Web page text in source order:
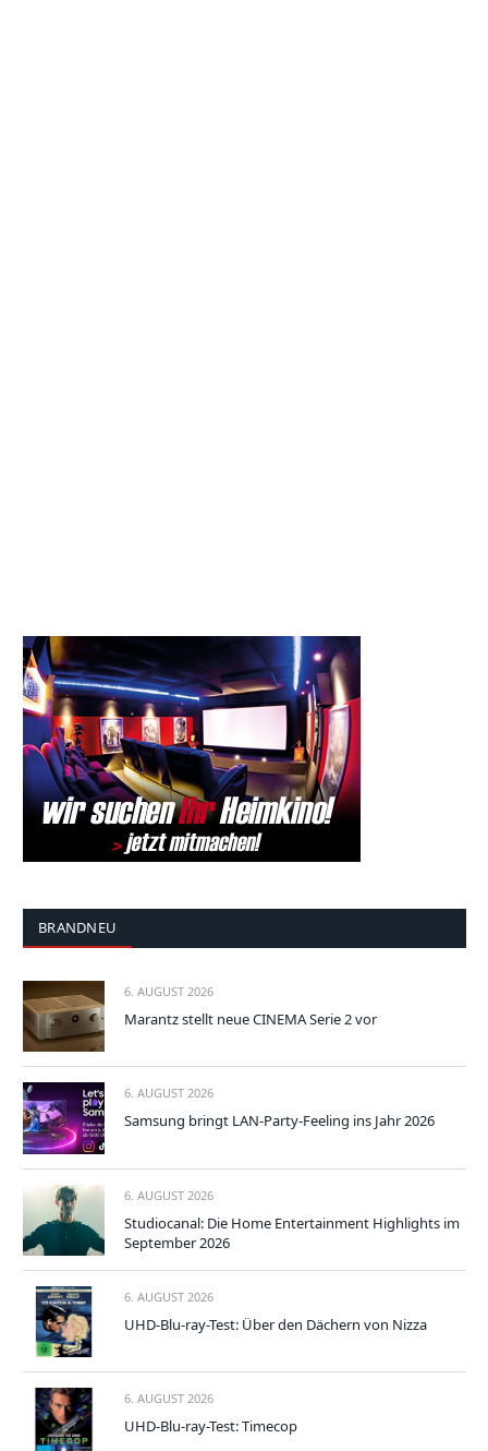
BRANDNEU
6. AUGUST 2026
Marantz stellt neue CINEMA Serie 2 vor
6. AUGUST 2026
Samsung bringt LAN-Party-Feeling ins Jahr 2026
6. AUGUST 2026
Studiocanal: Die Home Entertainment Highlights im
September 2026
6. AUGUST 2026
UHD-Blu-ray-Test: Über den Dächern von Nizza
6. AUGUST 2026
UHD-Blu-ray-Test: Timecop